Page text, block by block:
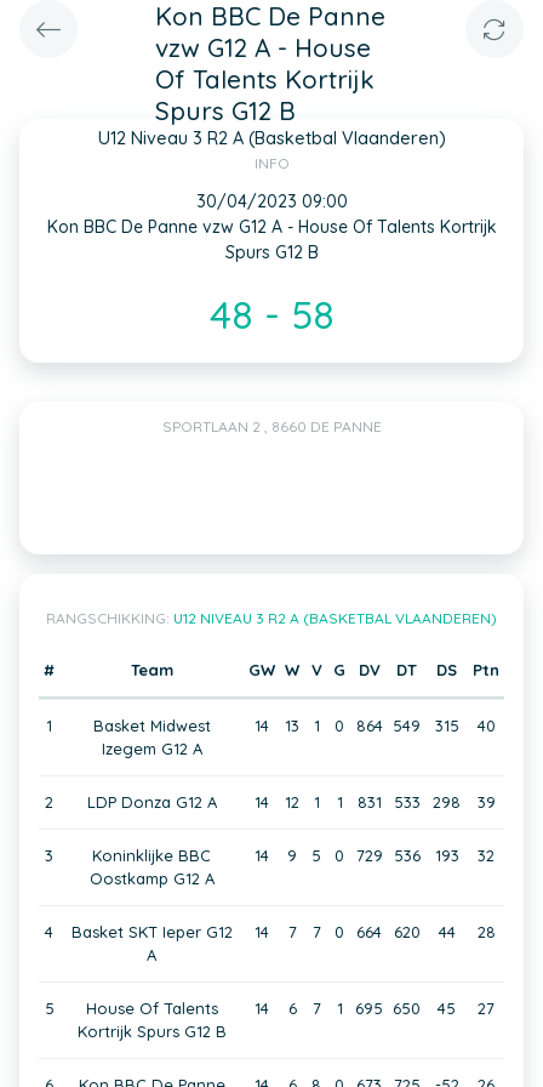
Kon BBC De Panne
vzw G12 A - House
Of Talents Kortrijk
Spurs G12 B
U12 Niveau 3 R2 A (Basketbal Vlaanderen)
INFO
30/04/2023 09:00
Kon BBC De Panne vzw G12 A - House Of Talents Kortrijk
Spurs G12 B
48 - 58
SPORTLAAN 2 , 8660 DE PANNE
RANGSCHIKKING: U12 NIVEAU 3 R2 A (BASKETBAL VLAANDEREN)
# Team GW W V G DV DT DS Ptn
1
Basket Midwest
Izegem G12 A
14 13 1 0 864 549 315 40
2 LDP Donza G12 A 14 12 1 1 831 533 298 39
3
Koninklijke BBC
Oostkamp G12 A
14 9 5 0 729 536 193 32
4
Basket SKT Ieper G12
A
14 7 7 0 664 620 44 28
5
House Of Talents
Kortrijk Spurs G12 B
14 6 7 1 695 650 45 27